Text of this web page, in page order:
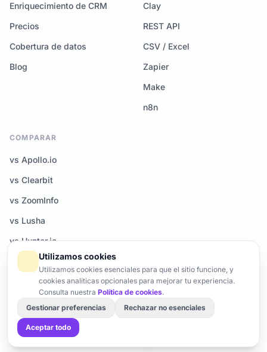
Enriquecimiento de CRM
Precios
Cobertura de datos
Blog
Clay
REST API
CSV / Excel
Zapier
Make
n8n
COMPARAR
vs Apollo.io
vs Clearbit
vs ZoomInfo
vs Lusha
vs Hunter.io
Todas las comparativas →
© 2026 Enrich-CRM — Todos los derechos reservados.
Trust Center
Brand
Gestionar cookies
Hecho con ♥ en Francia · Servidores UE · Conforme al RGPD
Utilizamos cookies
Utilizamos cookies esenciales para que el sitio funcione, y
cookies analíticas opcionales para mejorar tu experiencia.
Consulta nuestra Política de cookies.
Gestionar preferencias
Rechazar no esenciales
Aceptar todo